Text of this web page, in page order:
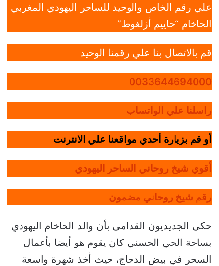
علي رقم الخاص والوحيد للساحر اليهودي المغربي
الحاخام “حاييم أزلغوط”
قم بالاتصال بنا علي رقمنا الوحيد
0033644694000
راسلنا علي الواتساب
أو قم بزيارة أحدي مواقعنا علي الانترنت
أقوي شيخ روحاني الساحر اليهودي
رقم شيخ روحاني مضمون
حكى الجديديون القدامى بأن والد الحاخام اليهودي
بساحة الحي الحسني كان يقوم هو أيضا بأعمال
السحر في بيض الدجاج، حيث أخذ شهرة واسعة